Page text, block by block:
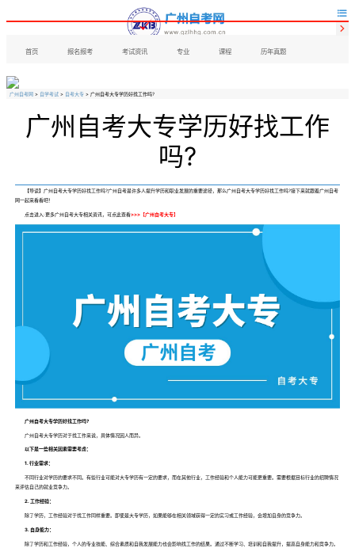

首页 报名报考 考试资讯 专业 课程 历年真题

广州自考网 > 自学考试 > 自考大专 > 广州自考大专学历好找工作吗?
广州自考大专学历好找工作
吗?
【导读】广州自考大专学历好找工作吗?广州自考是许多人提升学历和职业发展的重要途径，那么广州自考大专学历好找工作吗?接下来就跟着广州自考
网一起来看看吧！
点击进入:更多广州自考大专相关资讯，可点此查看>>>【广州自考大专】
广州自考大专学历好找工作吗?
广州自考大专学历对于找工作来说，具体情况因人而异。
以下是一些相关因素需要考虑：
1. 行业需求：
不同行业对学历的要求不同。有些行业可能对大专学历有一定的要求，而在其他行业，工作经验和个人能力可能更重要。需要根据目标行业的招聘情况
来评估自己的就业竞争力。
2. 工作经验：
除了学历，工作经验对于找工作同样重要。即使是大专学历，如果能够在相关领域获得一定的实习或工作经验，会增加自身的竞争力。
3. 自身能力：
除了学历和工作经验，个人的专业技能、综合素质和自我发展能力也会影响找工作的结果。通过不断学习、培训和自我提升，提高自身能力和竞争力。